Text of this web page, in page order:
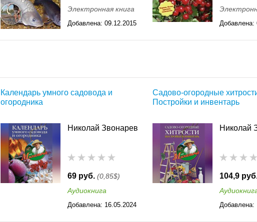
«Домашний слесарь». Отзывы на популярные книги
любого из его сборников видна добросовестная и
в этих изданиях нет лишних отступлений и
доступно, четко.
Электронная книга
Добавлена: 09.12.2015
Добавлена:
Календарь умного садовода и
огородника
Николай Звонарев
69 руб. (0,85$)
Аудиокнига
Добавлена: 16.05.2024
Садово-огородные
Постройки и инвентарь
Николай
104,9
Добавлена: